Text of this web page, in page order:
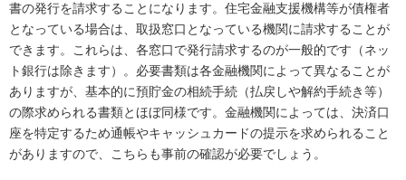
書の発行を請求することになります。住宅金融支援機構等が債権者
となっている場合は、取扱窓口となっている機関に請求することが
できます。これらは、各窓口で発行請求するのが一般的です（ネッ
ト銀行は除きます）。必要書類は各金融機関によって異なることが
ありますが、基本的に預貯金の相続手続（払戻しや解約手続き等）
の際求められる書類とほぼ同様です。金融機関によっては、決済口
座を特定するため通帳やキャッシュカードの提示を求められること
がありますので、こちらも事前の確認が必要でしょう。